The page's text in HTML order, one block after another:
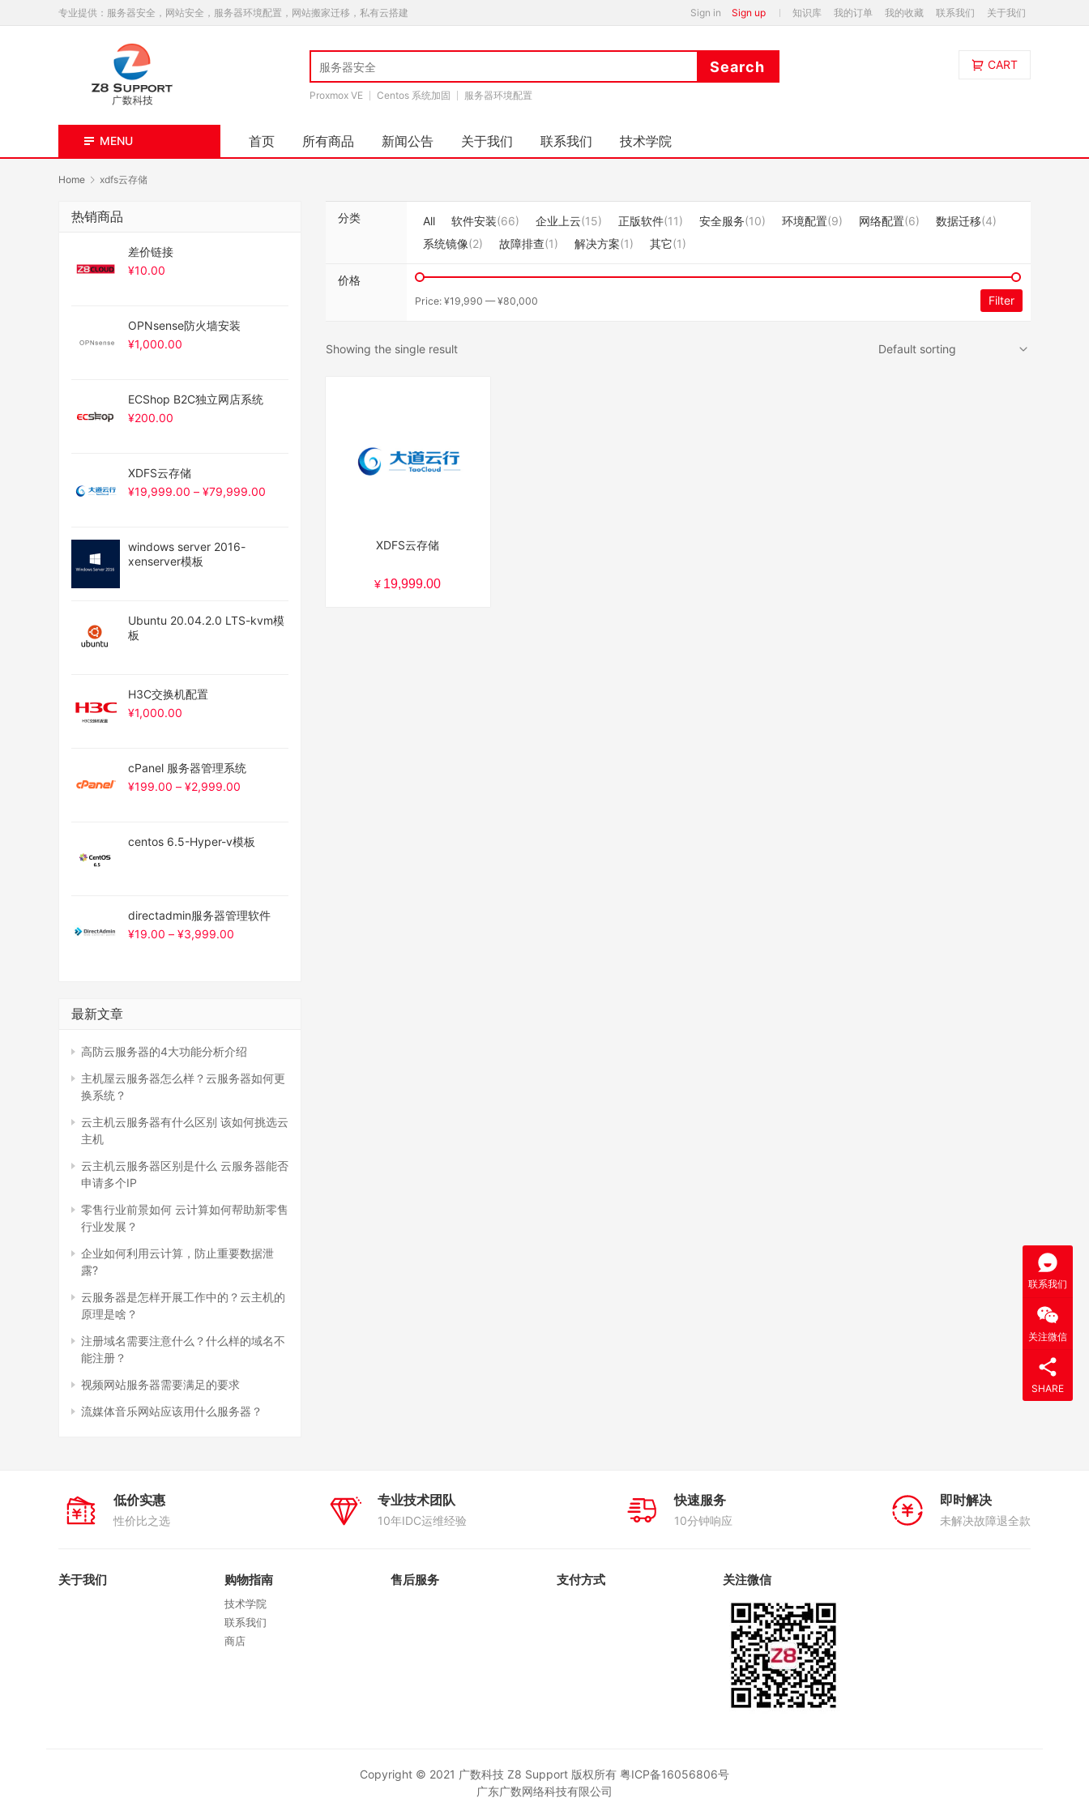
专业提供：服务器安全，网站安全，服务器环境配置，网站搬家迁移，私有云搭建 Sign in Sign up 知识库 我的订单 我的收藏 联系我们 关于我们
Proxmox VE Centos 系统加固 服务器环境配置
CART
MENU 首页 所有商品 新闻公告 关于我们 联系我们 技术学院
Home xdfs云存储
分类 All 软件安装(66) 企业上云(15) 正版软件(11) 安全服务(10) 环境配置(9) 网络配置(6) 数据迁移(4)
系统镜像(2) 故障排查(1) 解决方案(1) 其它(1)
价格
Filter
Price: ¥19,990 —¥80,000
Showing the single result
XDFS云存储
¥ 19,999.00
热销商品
差价链接
¥10.00
OPNsense防火墙安装
¥1,000.00
ECShop B2C独立网店系统
¥200.00
XDFS云存储
¥19,999.00 – ¥79,999.00
windows server 2016-
xenserver模板
Ubuntu 20.04.2.0 LTS-kvm模
板
H3C交换机配置
¥1,000.00
cPanel 服务器管理系统
¥199.00 – ¥2,999.00
centos 6.5-Hyper-v模板
directadmin服务器管理软件
¥19.00 – ¥3,999.00
最新文章
高防云服务器的4大功能分析介绍
主机屋云服务器怎么样？云服务器如何更
换系统？
云主机云服务器有什么区别 该如何挑选云
主机
云主机云服务器区别是什么 云服务器能否
申请多个IP
零售行业前景如何 云计算如何帮助新零售
行业发展？
企业如何利用云计算，防止重要数据泄
露?
云服务器是怎样开展工作中的？云主机的
原理是啥？
注册域名需要注意什么？什么样的域名不
能注册？
视频网站服务器需要满足的要求
流媒体音乐网站应该用什么服务器？
低价实惠
性价比之选
专业技术团队
10年IDC运维经验
快速服务
10分钟响应
即时解决
未解决故障退全款
关于我们 购物指南
技术学院
联系我们
商店
售后服务 支付方式 关注微信
Copyright © 2021 广数科技 Z8 Support 版权所有 粤ICP备16056806号
广东广数网络科技有限公司
联系我们
关注微信
SHARE